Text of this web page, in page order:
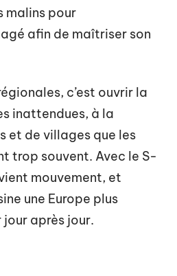
malins pour
afin de maîtriser son
c’est ouvrir la
inattendues, à la
et de villages que les
trop souvent. Avec le S-
mouvement, et
une Europe plus
après jour.